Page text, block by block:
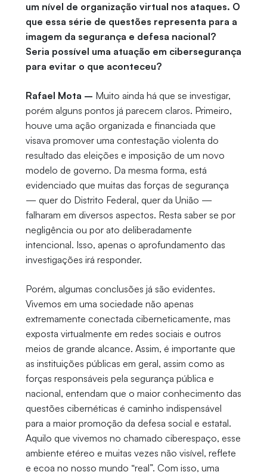
um nível de organização virtual nos ataques. O
que essa série de questões representa para a
imagem da segurança e defesa nacional?
Seria possível uma atuação em cibersegurança
para evitar o que aconteceu?
Rafael Mota – Muito ainda há que se investigar,
porém alguns pontos já parecem claros. Primeiro,
houve uma ação organizada e financiada que
visava promover uma contestação violenta do
resultado das eleições e imposição de um novo
modelo de governo. Da mesma forma, está
evidenciado que muitas das forças de segurança
— quer do Distrito Federal, quer da União —
falharam em diversos aspectos. Resta saber se por
negligência ou por ato deliberadamente
intencional. Isso, apenas o aprofundamento das
investigações irá responder.
Porém, algumas conclusões já são evidentes.
Vivemos em uma sociedade não apenas
extremamente conectada ciberneticamente, mas
exposta virtualmente em redes sociais e outros
meios de grande alcance. Assim, é importante que
as instituições públicas em geral, assim como as
forças responsáveis pela segurança pública e
nacional, entendam que o maior conhecimento das
questões cibernéticas é caminho indispensável
para a maior promoção da defesa social e estatal.
Aquilo que vivemos no chamado ciberespaço, esse
ambiente etéreo e muitas vezes não visível, reflete
e ecoa no nosso mundo “real”. Com isso, uma